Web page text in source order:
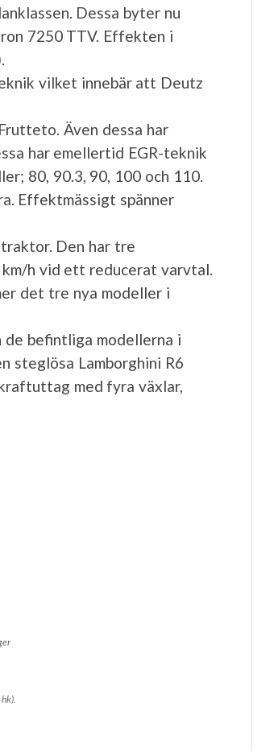
Dessa byter nu
7250 TTV. Effekten i
vilket innebär att Deutz
Även dessa har
har emellertid EGR-teknik
80, 90.3, 90, 100 och 110.
Effektmässigt spänner
Den har tre
h vid ett reducerat varvtal.
det tre nya modeller i
de befintliga modellerna i
steglösa Lamborghini R6
med fyra växlar,